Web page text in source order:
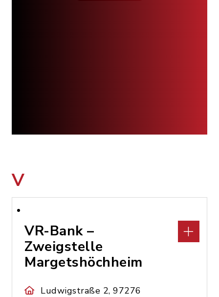
V
VR-Bank –
Zweigstelle
Margetshöchheim
Ludwigstraße 2, 97276